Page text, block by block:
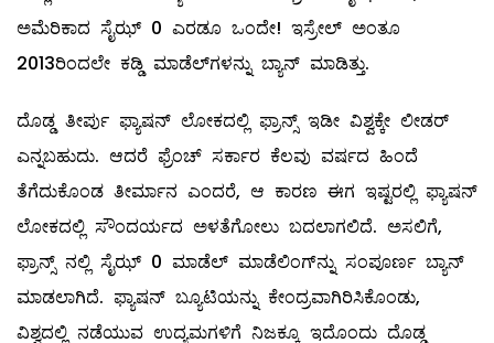
ಅಮೆರಿಕಾದ ಸೈಝ್ 0 ಎರಡೂ ಒಂದೇ! ಇಸ್ರೇಲ್‌ ಅಂತೂ
2013ರಿಂದಲೇ ಕಡ್ಡಿ ಮಾಡೆಲ್‌‌ಗಳನ್ನು ಬ್ಯಾನ್‌ ಮಾಡಿತ್ತು.
ದೊಡ್ಡ ತೀರ್ಪು ಫ್ಯಾಷನ್‌ ಲೋಕದಲ್ಲಿ ಫ್ರಾನ್ಸ್ ಇಡೀ ವಿಶ್ವಕ್ಕೇ ಲೀಡರ್‌
ಎನ್ನಬಹುದು. ಆದರೆ ಫ್ರೆಂಚ್‌ ಸರ್ಕಾರ ಕೆಲವು ವರ್ಷದ ಹಿಂದೆ
ತೆಗೆದುಕೊಂಡ ತೀರ್ಮಾನ ಎಂದರೆ, ಆ ಕಾರಣ ಈಗ ಇಷ್ಟರಲ್ಲಿ ಫ್ಯಾಷನ್‌
ಲೋಕದಲ್ಲಿ ಸೌಂದರ್ಯದ ಅಳತೆಗೋಲು ಬದಲಾಗಲಿದೆ. ಅಸಲಿಗೆ,
ಫ್ರಾನ್ಸ್ ನಲ್ಲಿ ಸೈಝ್ 0 ಮಾಡೆಲ್‌ ಮಾಡೆಲಿಂಗ್‌ನ್ನು ಸಂಪೂರ್ಣ ಬ್ಯಾನ್‌
ಮಾಡಲಾಗಿದೆ. ಫ್ಯಾಷನ್ ಬ್ಯೂಟಿಯನ್ನು ಕೇಂದ್ರವಾಗಿರಿಸಿಕೊಂಡು,
ವಿಶ್ವದಲ್ಲಿ ನಡೆಯುವ ಉದ್ಯಮಗಳಿಗೆ ನಿಜಕ್ಕೂ ಇದೊಂದು ದೊಡ್ಡ